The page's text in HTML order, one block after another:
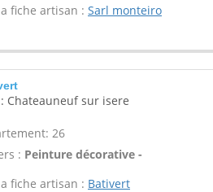
fiche artisan : Sarl monteiro
Chateauneuf sur isere
26
: Peinture décorative -
fiche artisan : Bativert